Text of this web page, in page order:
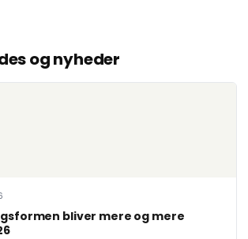
og nyheder
bliver mere og mere